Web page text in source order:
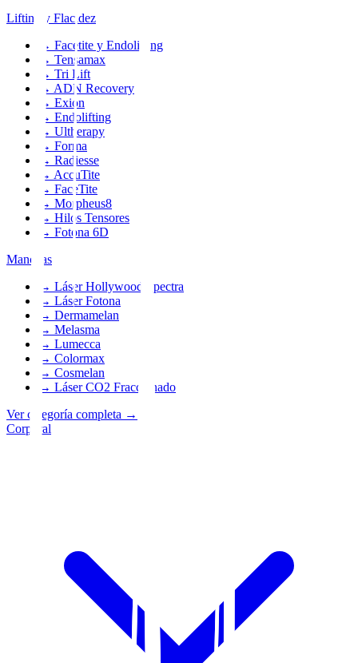
Lifting y Flacidez
→ Facetite y Endolifting
→ Tensamax
→ Tri Lift
→ ADN Recovery
→ Exion
→ Endolifting
→ Ultherapy
→ Forma
→ Radiesse
→ AccuTite
→ FaceTite
→ Morpheus8
→ Hilos Tensores
→ Fotona 6D
Manchas
→ Láser Hollywood Spectra
→ Láser Fotona
→ Dermamelan
→ Melasma
→ Lumecca
→ Colormax
→ Cosmelan
→ Láser CO2 Fraccionado
Ver categoría completa →
Corporal